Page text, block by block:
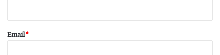
Email*